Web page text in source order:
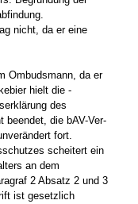
nicht, da er eine
Ombudsmann, da er
hielt die
des
beendet, die bAV-Ver­
fort.
scheitert ein
an dem
2 Absatz 2 und 3
ist gesetzlich